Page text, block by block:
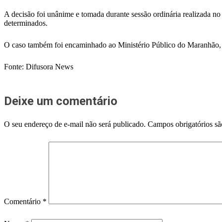
A decisão foi unânime e tomada durante sessão ordinária realizada
determinados.
O caso também foi encaminhado ao Ministério Público do
Fonte: Difusora News
Deixe um comentário
O seu endereço de e-mail não será publicado. Campos obrigatórios
Comentário *